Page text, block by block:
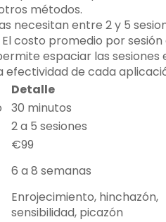
métodos.
necesitan entre 2 y 5
costo promedio por sesión
espaciar las sesiones
efectividad de cada
Detalle
30 minutos
2 a 5 sesiones
€99
6 a 8 semanas
Enrojecimiento, hinchazón,
sensibilidad, picazón